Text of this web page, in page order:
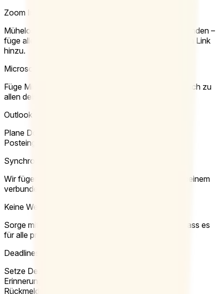
Zoom Integration
Mühelos Terminplanung mit Videokonferenzen verbinden –
füge allen Doodle Meetings automatisch einen Zoom Link
hinzu.
Microsoft Teams Integration
Füge Microsoft Teams Videokonferenzen automatisch zu
allen deinen Veranstaltungen hinzu.
Outlook Add-in
Plane Doodle-Meetings direkt aus deinem Outlook-
Posteingang.
Synchronisiere Termine mit deinem Kalender
Wir fügen alle gebuchten Termine automatisch zu deinem
verbundenen Kalender hinzu.
Keine Werbung
Sorge mit einer werbefreien Terminplanung dafür, dass es
für alle professionell bleibt.
Deadlines und Erinnerungen
Setze Deadlines und nutze die automatische
Erinnerungsfunktion, für mehr und schnellere
Rückmeldungen.